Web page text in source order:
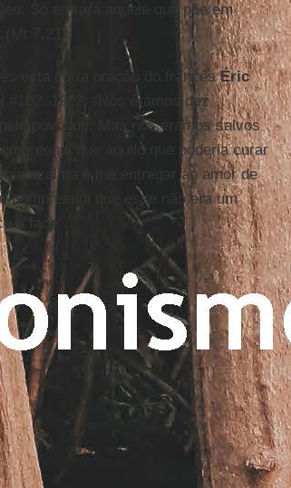
Só entrará aquele que põe em
(Mt 7,21).
esta curta oração do francêsÉric
#102, 1992: “Nós éramos dez
povoado. Mas nós éramos salvos
que aquilo que poderia curar
alma e me entregar ao amor de
compreendi que esse não era um
a face”.